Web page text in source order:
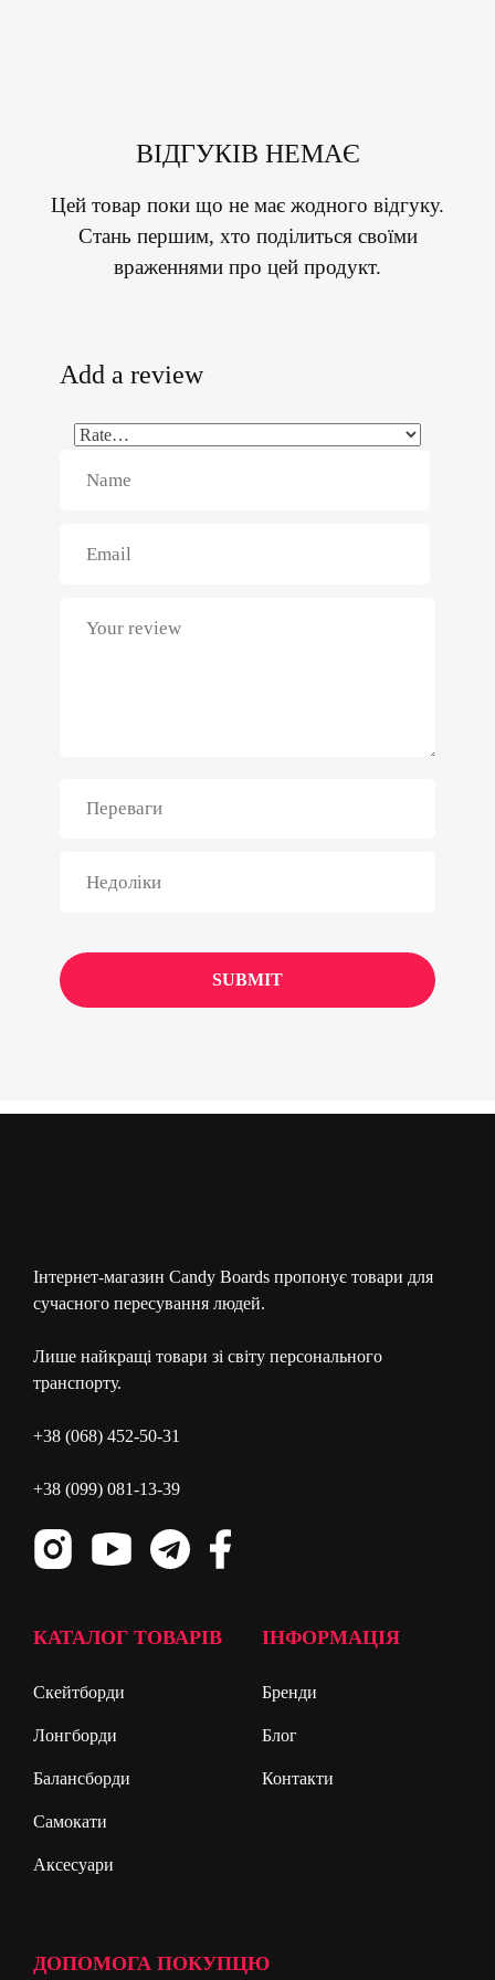
ВІДГУКІВ НЕМАЄ
Цей товар поки що не має жодного відгуку.
Стань першим, хто поділиться своїми
враженнями про цей продукт.
Add a review
Інтернет-магазин Candy Boards пропонує товари для
сучасного пересування людей.
Лише найкращі товари зі світу персонального
транспорту.
+38 (068) 452-50-31
+38 (099) 081-13-39
КАТАЛОГ ТОВАРІВ
Скейтборди
Лонгборди
Балансборди
Самокати
Аксесуари
ІНФОРМАЦІЯ
Бренди
Блог
Контакти
ДОПОМОГА ПОКУПЦЮ